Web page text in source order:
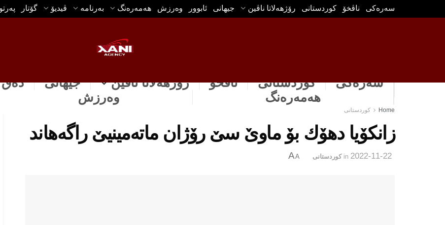
سه‌ره‌كی ناڤخۆ كوردستانى رۆژهه‌لاتا ناڤین جیهانی ئابوور وه‌رزش هه‌مه‌ره‌نگ بەرنامە ڤیدیۆ گۆتار
سەرەکی كوردستانى ناڤخۆ رۆژهه‌لاتا ناڤین جیهانی
هه‌مه‌ره‌نگ
وه‌رزش
Home كوردستانى
زانكۆیا دهۆك بۆ ماوێ سێ رۆژان ماتەمینیێ راگەهاند
2022-11-22
in كوردستانى A
A